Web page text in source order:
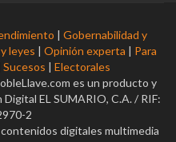
| Gobernabilidad y
leyes | Opinión experta | Para
Sucesos | Electorales
es un producto y
EL SUMARIO, C.A. / RIF:
2
digitales multimedia